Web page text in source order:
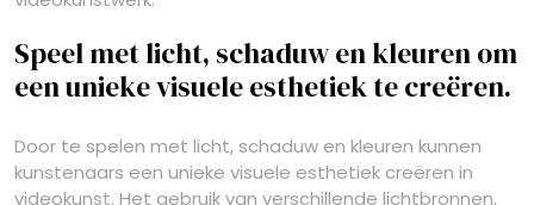
Speel met licht, schaduw en kleuren om
een unieke visuele esthetiek te creëren.
Door te spelen met licht, schaduw en kleuren kunnen
kunstenaars een unieke visuele esthetiek creëren in
videokunst. Het gebruik van verschillende lichtbronnen,